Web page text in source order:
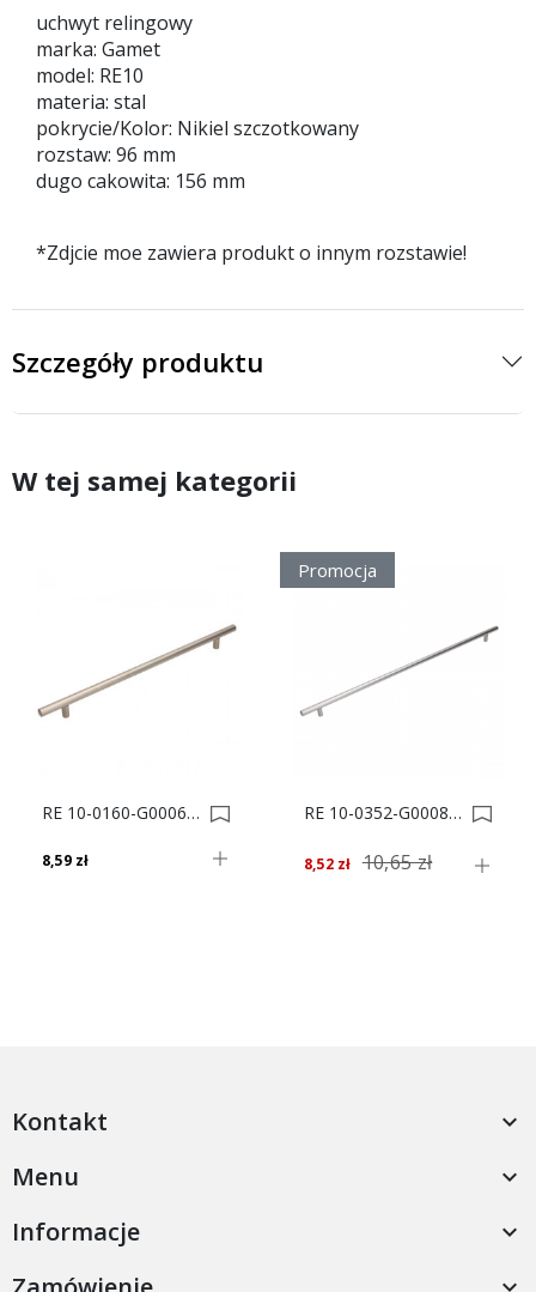
uchwyt relingowy
marka: Gamet
model: RE10
materia: stal
pokrycie/Kolor: Nikiel szczotkowany
rozstaw: 96 mm
dugo cakowita: 156 mm
*Zdjcie moe zawiera produkt o innym rozstawie!
Szczegóły produktu
W tej samej kategorii
RE 10-0160-G0006-220 UCHWYT MEBLOWY *** 0000918
8,59 zł
Promocja
RE 10-0352-G0008-432 UCHWYT MEBLOWY *** 0002472
8,52 zł 10,65 zł
Kontakt 
Menu 
Informacje 